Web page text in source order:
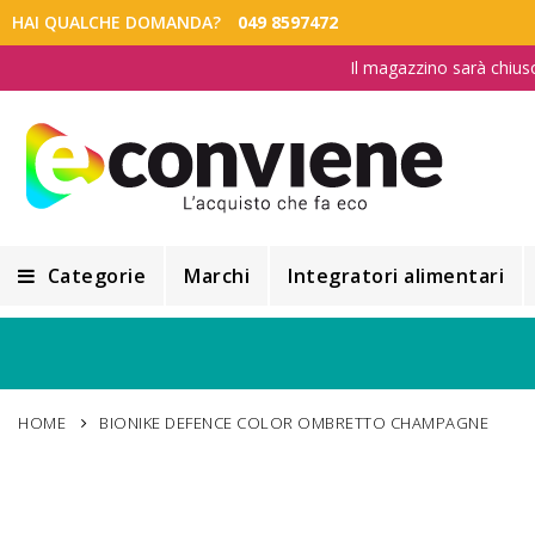
HAI QUALCHE DOMANDA? 049 8597472
Il magazzino sarà
Categorie
Alimentazione e Dietetica
Marchi Integratori alimentari
HOME BIONIKE DEFENCE COLOR OMBRETTO CHAMPAGNE